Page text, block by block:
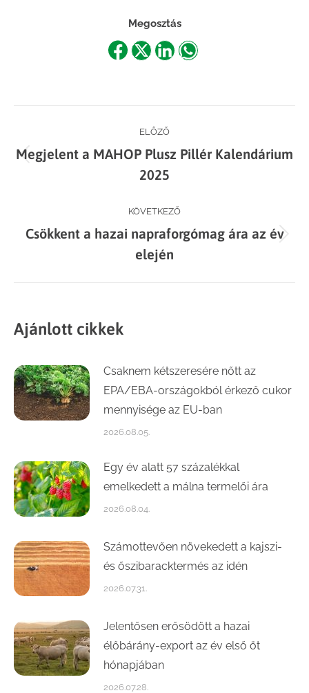
Megosztás
ShareShareShareShare
navigation
ELŐZŐ
Previous
post:
Megjelent a MAHOP Plusz Pillér Kalendárium
2025
KÖVETKEZŐ
Next
post:
Csökkent a hazai napraforgómag ára az év
elején
Ajánlott cikkek
Csaknem kétszeresére nőtt az
EPA/EBA-országokból érkező cukor
mennyisége az EU-ban
2026.08.05.
Egy év alatt 57 százalékkal
emelkedett a málna termelői ára
2026.08.04.
Számottevően növekedett a kajszi-
és őszibaracktermés az idén
2026.07.31.
Jelentősen erősödött a hazai
élőbárány-export az év első öt
hónapjában
2026.07.28.